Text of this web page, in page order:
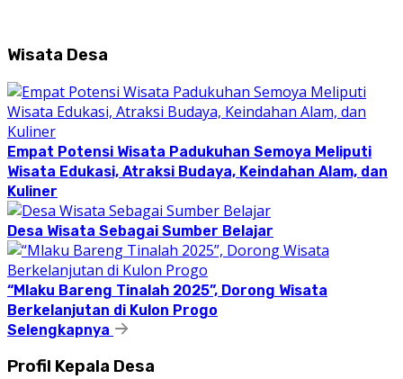
Wisata Desa
Empat Potensi Wisata Padukuhan Semoya Meliputi
Wisata Edukasi, Atraksi Budaya, Keindahan Alam, dan
Kuliner
Desa Wisata Sebagai Sumber Belajar
“Mlaku Bareng Tinalah 2025”, Dorong Wisata
Berkelanjutan di Kulon Progo
Selengkapnya
Profil Kepala Desa